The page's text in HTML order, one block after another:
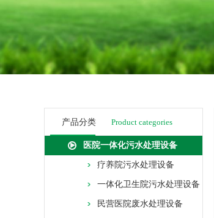
产品分类 Product categories
医院一体化污水处理设备
疗养院污水处理设备
一体化卫生院污水处理设备
民营医院废水处理设备